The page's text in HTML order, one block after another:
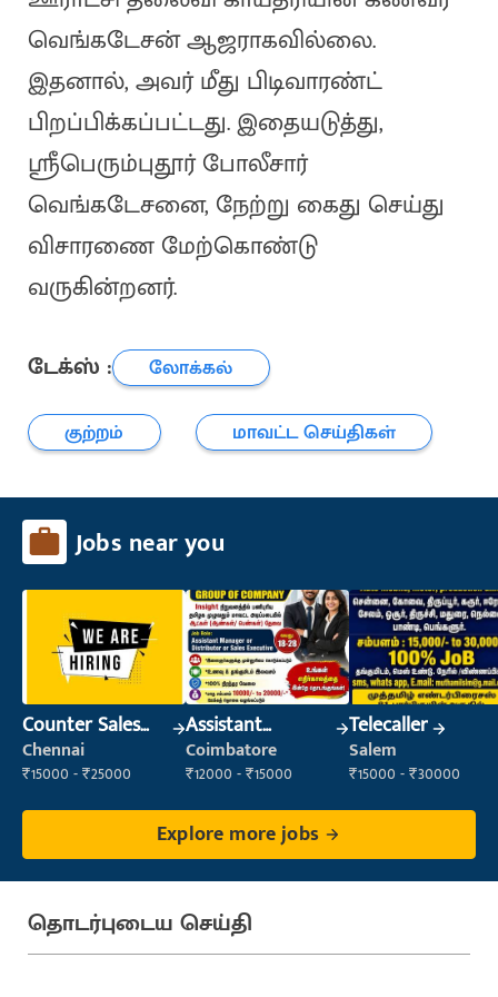
வெங்கடேசன் ஆஜராகவில்லை.
இதனால், அவர் மீது பிடிவாரண்ட்
பிறப்பிக்கப்பட்டது. இதையடுத்து,
ஸ்ரீபெரும்புதூர் போலீசார்
வெங்கடேசனை, நேற்று கைது செய்து
விசாரணை மேற்கொண்டு
வருகின்றனர்.
டேக்ஸ் :
லோக்கல்
குற்றம்
மாவட்ட செய்திகள்
Jobs near you
Counter Sales
Executive (Retail
Sales)
Chennai
₹15000 - ₹25000
Assistant
Manager
Coimbatore
₹12000 - ₹15000
Telecaller
Salem
₹15000 - ₹30000
Explore more jobs
தொடர்புடைய செய்தி